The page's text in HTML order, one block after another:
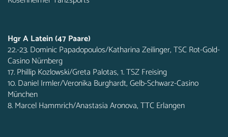
Hgr A Latein (47 Paare)
22.-23. Dominic Papadopoulos/Katharina Zeilinger, TSC Rot-Gold-
Casino Nürnberg
17. Phillip Kozlowski/Greta Palotas, 1. TSZ Freising
10. Daniel Irmler/Veronika Burghardt, Gelb-Schwarz-Casino
München
8. Marcel Hammrich/Anastasia Aronova, TTC Erlangen